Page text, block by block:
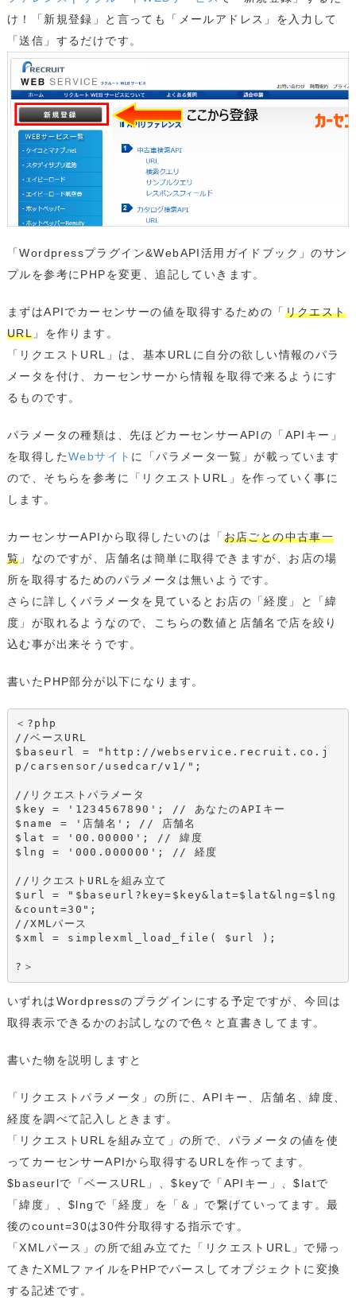
け！「新規登録」と言っても「メールアドレス」を入力して
「送信」するだけです。
「Wordpressプラグイン&WebAPI活用ガイドブック」のサン
プルを参考にPHPを変更、追記していきます。
まずはAPIでカーセンサーの値を取得するための「 リクエスト
URL 」を作ります。
「リクエストURL」は、基本URLに自分の欲しい情報のパラ
メータを付け、カーセンサーから情報を取得で来るようにす
るものです。
パラメータの種類は、先ほどカーセンサーAPIの「APIキー」
を取得したWebサイト に「パラメータ一覧」が載っています
ので、そちらを参考に「リクエストURL」を作っていく事に
します。
カーセンサーAPIから取得したいのは「 お店ごとの中古車一
覧 」なのですが、店舗名は簡単に取得できますが、お店の場
所を取得するためのパラメータは無いようです。
さらに詳しくパラメータを見ているとお店の「経度」と「緯
度」が取れるようなので、こちらの数値と店舗名で店を絞り
込む事が出来そうです。
書いたPHP部分が以下になります。
＜?php
//ベースURL
$baseurl = "http://webservice.recruit.co.j
p/carsensor/usedcar/v1/";
//リクエストパラメータ
$key = '1234567890'; // あなたのAPIキー
$name = '店舗名'; // 店舗名
$lat = '00.00000'; // 緯度
$lng = '000.000000'; // 経度
//リクエストURLを組み立て
$url = "$baseurl?key=$key&lat=$lat&lng=$lng
&count=30";
//XMLパース
$xml = simplexml_load_file( $url );
いずれはWordpressのプラグインにする予定ですが、今回は
取得表示できるかのお試しなので色々と直書きしてます。
書いた物を説明しますと
「リクエストパラメータ」の所に、APIキー、店舗名、緯度、
経度を調べて記入しときます。
「リクエストURLを組み立て」の所で、パラメータの値を使
ってカーセンサーAPIから取得するURLを作ってます。
$baseurlで「ベースURL」、$keyで「APIキー」、$latで
「緯度」、$lngで「経度」を「＆」で繋げていってます。最
後のcount=30は30件分取得する指示です。
「XMLパース」の所で組み立てた「リクエストURL」で帰っ
てきたXMLファイルをPHPでパースしてオブジェクトに変換
する記述です。